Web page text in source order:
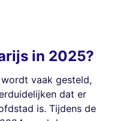
in 2025?
vaak gesteld,
dat er
is. Tijdens de